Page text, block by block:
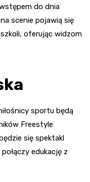
do dnia
scenie pojawią się
oferując widzom
sportu będą
Freestyle
się spektakl
edukację z